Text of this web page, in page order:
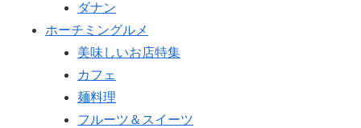
ダナン
ホーチミングルメ
美味しいお店特集
カフェ
麺料理
フルーツ＆スイーツ